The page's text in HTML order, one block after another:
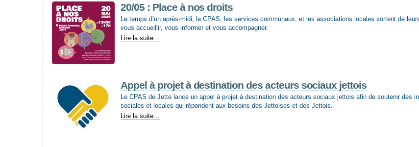
obtient
le
label
'Kids
Friendly'
20/05 : Place à nos droits
Le temps d’un après-midi, le CPAS, les services communaux, et les associations locales sortent de
vous accueillir, vous informer et vous accompagner.
20/05
droits
-
Lire la suite…
Appel à projet à destination des acteurs sociaux jettois
Le CPAS de Jette lance un appel à projet à destination des acteurs sociaux jettois afin de soutenir des
sociales et locales qui répondent aux besoins des Jettoises et des Jettois.
Appel
Lire la suite…